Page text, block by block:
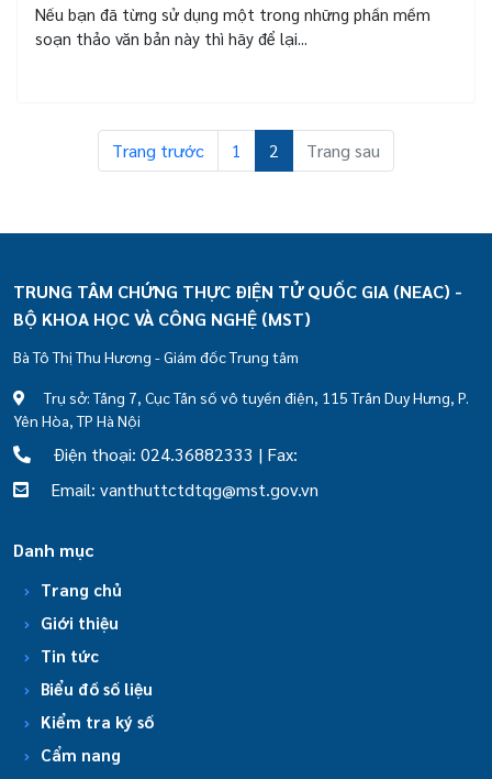
Nếu bạn đã từng sử dụng một trong những phần mềm
soạn thảo văn bản này thì hãy để lại...
Trang trước 1 2 Trang sau
TRUNG TÂM CHỨNG THỰC ĐIỆN TỬ QUỐC GIA (NEAC) -
BỘ KHOA HỌC VÀ CÔNG NGHỆ (MST)
Bà Tô Thị Thu Hương - Giám đốc Trung tâm
Trụ sở: Tầng 7, Cục Tần số vô tuyến điện, 115 Trần Duy Hưng, P.
Yên Hòa, TP Hà Nội
Điện thoại: 024.36882333 | Fax:
Email: vanthuttctdtqg@mst.gov.vn
Danh mục
Trang chủ
Giới thiệu
Tin tức
Biểu đồ số liệu
Kiểm tra ký số
Cẩm nang